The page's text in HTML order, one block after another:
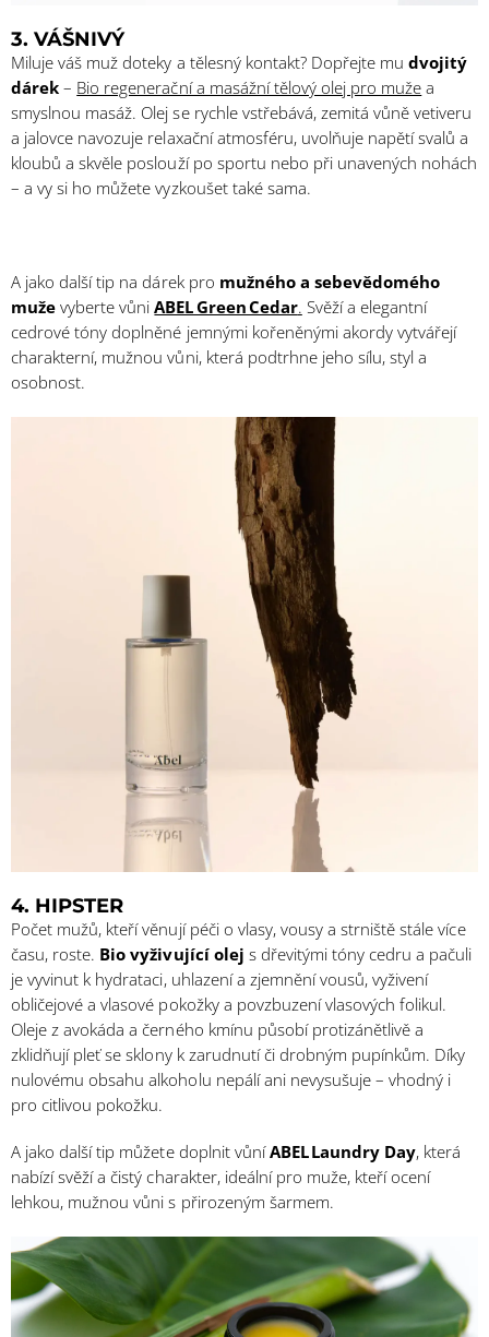
3. VÁŠNIVÝ
Miluje váš muž doteky a tělesný kontakt? Dopřejte mudvojitý
dárek – Bio regenerační a masážní tělový olej pro muže a
smyslnou masáž. Olej se rychle vstřebává, zemitá vůně vetiveru
a jalovce navozuje relaxační atmosféru, uvolňuje napětí svalů a
kloubů a skvěle poslouží po sportu nebo při unavených nohách
– a vy si ho můžete vyzkoušet také sama.
A jako další tip na dárek pro mužného a sebevědomého
muže vyberte vůniABEL Green Cedar. Svěží a elegantní
cedrové tóny doplněné jemnými kořeněnými akordy vytvářejí
charakterní, mužnou vůni, která podtrhne jeho sílu, styl a
osobnost.
4. HIPSTER
Počet mužů, kteří věnují péči o vlasy, vousy a strniště stále více
času, roste. Bio vyživující olej s dřevitými tóny cedru a pačuli
je vyvinut k hydrataci, uhlazení a zjemnění vousů, vyživení
obličejové a vlasové pokožky a povzbuzení vlasových folikul.
Oleje z avokáda a černého kmínu působí protizánětlivě a
zklidňují pleť se sklony k zarudnutí či drobným pupínkům. Díky
nulovému obsahu alkoholu nepálí ani nevysušuje – vhodný i
pro citlivou pokožku.
A jako další tip můžete doplnit vůníABEL Laundry Day, která
nabízí svěží a čistý charakter, ideální pro muže, kteří ocení
lehkou, mužnou vůni s přirozeným šarmem.